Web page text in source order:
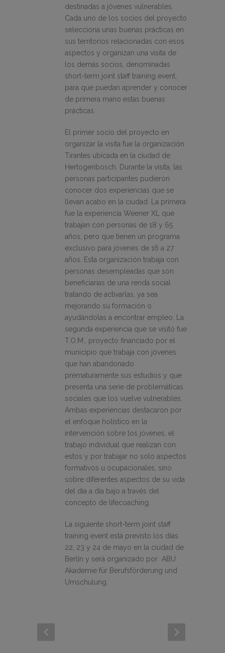
destinadas a jóvenes vulnerables.
Cada uno de los socios del proyecto
selecciona unas buenas prácticas en
sus territorios relacionadas con esos
aspectos y organizan una visita de
los demás socios, denominadas
short-term joint staff training event,
para que puedan aprender y conocer
de primera mano estas buenas
prácticas.
El primer socio del proyecto en
organizar la visita fue la organización
Tirantes ubicada en la ciudad de
Hertogenbosch. Durante la visita, las
personas participantes pudieron
conocer dos experiencias que se
llevan acabo en la ciudad. La primera
fue la experiencia Weener XL que
trabajan con personas de 18 y 65
años, pero que tienen un programa
exclusivo para jóvenes de 16 a 27
años. Esta organización trabaja con
personas desempleadas que son
beneficiarias de una renda social
tratando de activarlas, ya sea
mejorando su formación o
ayudándolas a encontrar empleo. La
segunda experiencia que se visitó fue
T.O.M., proyecto financiado por el
municipio que trabaja con jóvenes
que han abandonado
prematuramente sus estudios y que
presenta una serie de problemáticas
sociales que los vuelve vulnerables.
Ambas experiencias destacaron por
el enfoque holístico en la
intervención sobre los jóvenes, el
trabajo individual que realizan con
estos y por trabajar no solo aspectos
formativos u ocupacionales, sino
sobre diferentes aspectos de su vida
del día a día bajo a través del
concepto de lifecoaching.
La siguiente short-term joint staff
training event está previsto los días
22, 23 y 24 de mayo en la ciudad de
Berlín y será organizado por ABU
Akademie für Berufsförderung und
Umschulung.